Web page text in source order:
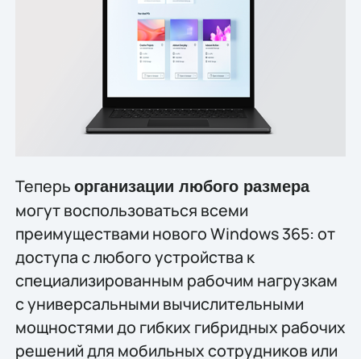
Теперь организации любого размера
могут воспользоваться всеми
преимуществами нового Windows 365: от
доступа с любого устройства к
специализированным рабочим нагрузкам
с универсальными вычислительными
мощностями до гибких гибридных рабочих
решений для мобильных сотрудников или